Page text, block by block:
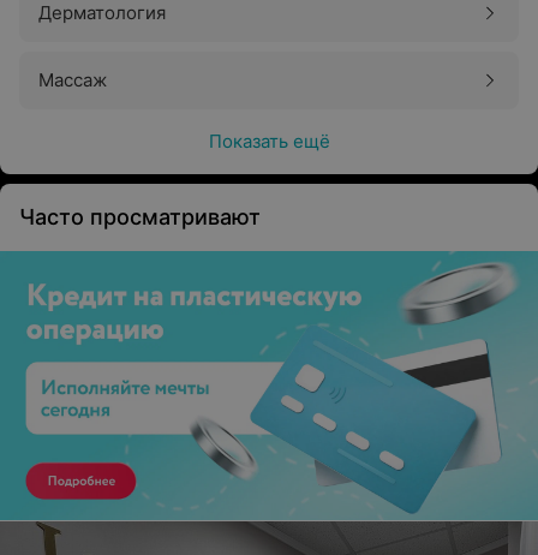
Дерматология
Массаж
Показать ещё
Часто просматривают